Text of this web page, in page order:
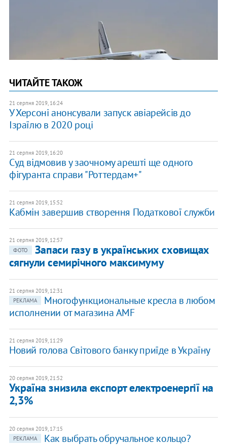
ЧИТАЙТЕ ТАКОЖ
21 серпня 2019, 16:24
У Херсоні анонсували запуск авіарейсів до
Ізраїлю в 2020 році
21 серпня 2019, 16:20
Суд відмовив у заочному арешті ще одного
фігуранта справи "Роттердам+"
21 серпня 2019, 15:52
Кабмін завершив створення Податкової служби
21 серпня 2019, 12:57
ФОТО
Запаси газу в українських сховищах
сягнули семирічного максимуму
21 серпня 2019, 12:31
РЕКЛАМА
Многофункциональные кресла в любом
исполнении от магазина AMF
21 серпня 2019, 11:29
Новий голова Світового банку приїде в Україну
20 серпня 2019, 21:52
Україна знизила експорт електроенергії на
2,3%
20 серпня 2019, 17:15
РЕКЛАМА
Как выбрать обручальное кольцо?